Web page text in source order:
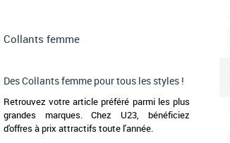
Collants femme
Des Collants femme pour tous les styles !
Retrouvez votre article préféré parmi les plus
grandes marques. Chez U23, bénéficiez
d'offres à prix attractifs toute l'année.